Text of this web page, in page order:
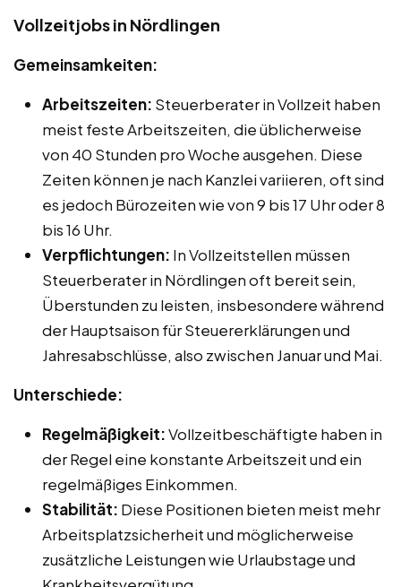
Vollzeitjobs in Nördlingen
Gemeinsamkeiten:
Arbeitszeiten: Steuerberater in Vollzeit haben
meist feste Arbeitszeiten, die üblicherweise
von 40 Stunden pro Woche ausgehen. Diese
Zeiten können je nach Kanzlei variieren, oft sind
es jedoch Bürozeiten wie von 9 bis 17 Uhr oder 8
bis 16 Uhr.
Verpflichtungen: In Vollzeitstellen müssen
Steuerberater in Nördlingen oft bereit sein,
Überstunden zu leisten, insbesondere während
der Hauptsaison für Steuererklärungen und
Jahresabschlüsse, also zwischen Januar und Mai.
Unterschiede:
Regelmäßigkeit:Vollzeitbeschäftigte haben in
der Regel eine konstante Arbeitszeit und ein
regelmäßiges Einkommen.
Stabilität: Diese Positionen bieten meist mehr
Arbeitsplatzsicherheit und möglicherweise
zusätzliche Leistungen wie Urlaubstage und